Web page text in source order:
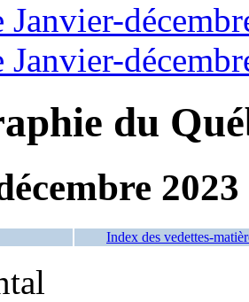
Janvier-
Janvier-
du
2023
Index des vedettes-